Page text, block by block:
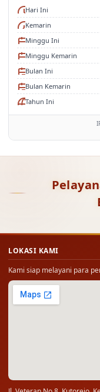
Hari Ini
Kemarin
Minggu Ini
Minggu Kemarin
Bulan Ini
Bulan Kemarin
Tahun Ini
LOKASI KAMI
Kami siap melayani para